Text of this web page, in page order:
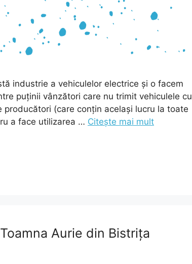
industrie a vehiculelor electrice și o facem
puținii vânzători care nu trimit vehiculele cu
(care conțin același lucru la toate
a face utilizarea … Citește mai mult
Aurie din Bistrița